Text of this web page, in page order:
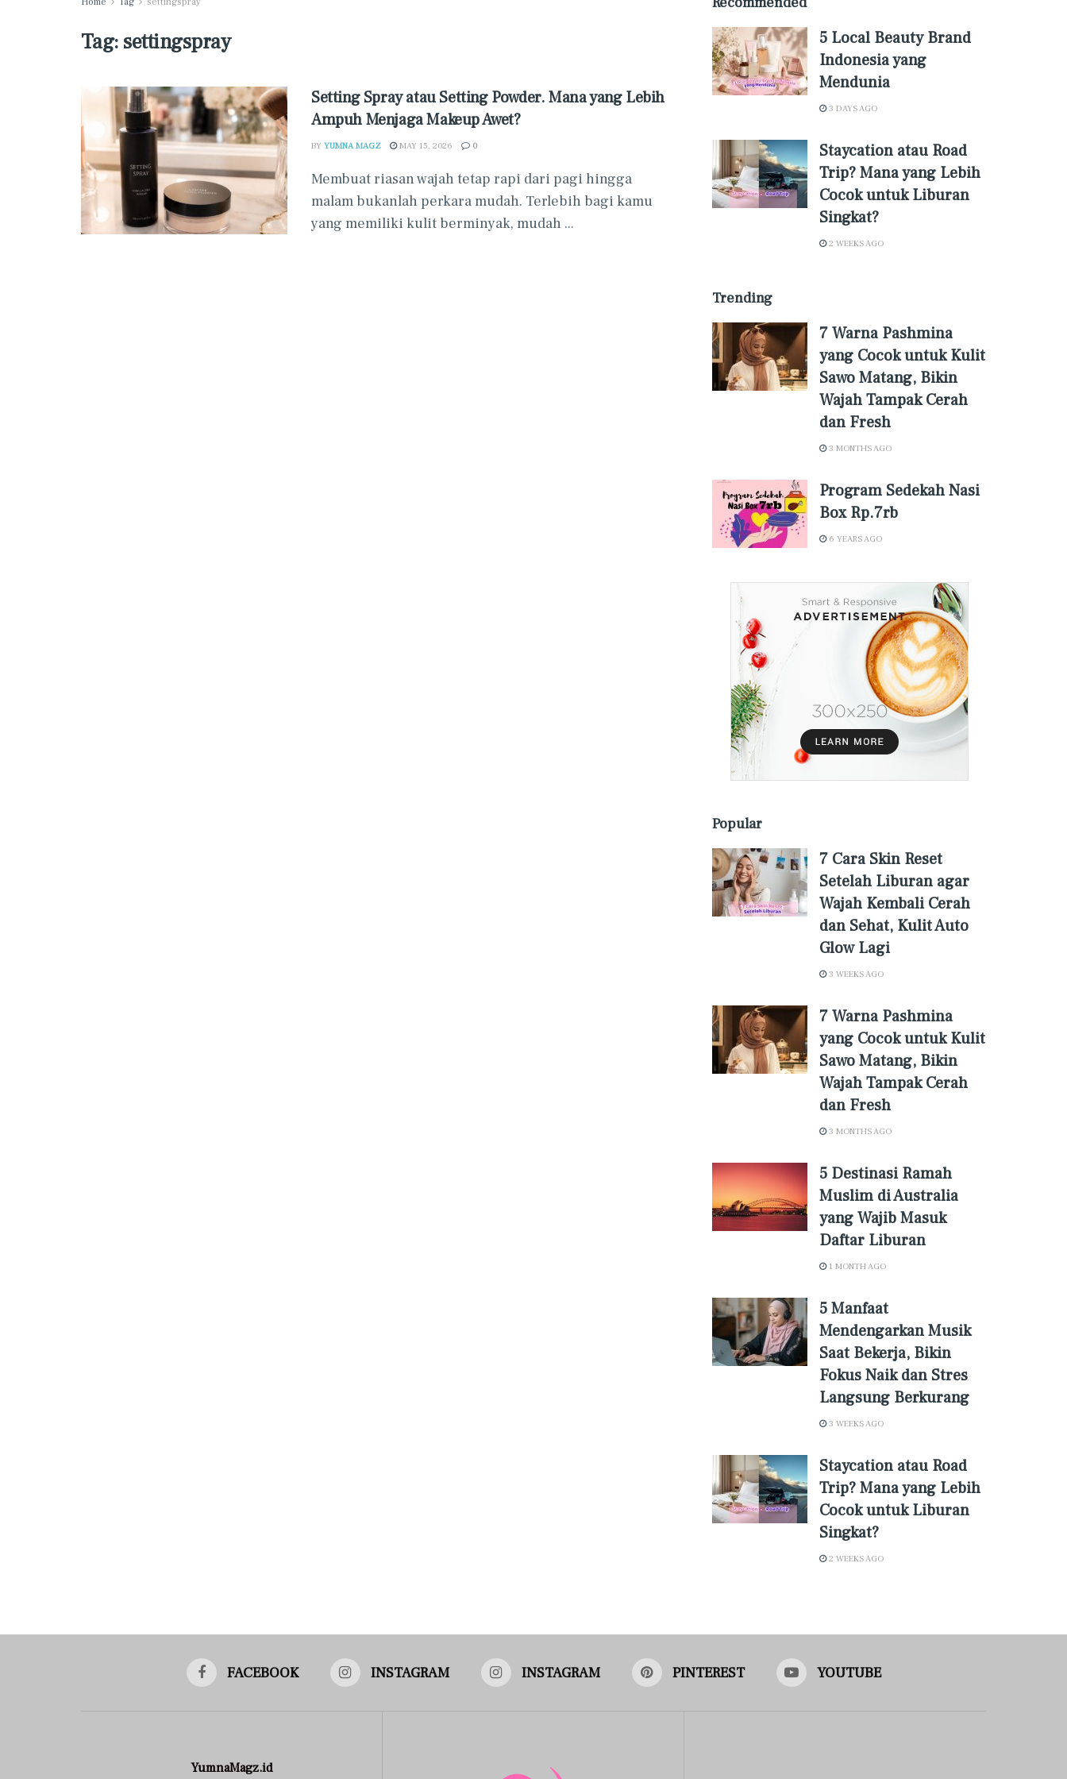
Tag: settingspray
Setting Spray atau Setting Powder. Mana yang Lebih
Ampuh Menjaga Makeup Awet?
BY YUMNA MAGZ MAY 15, 2026 0
Membuat riasan wajah tetap rapi dari pagi hingga
malam bukanlah perkara mudah. Terlebih bagi kamu
yang memiliki kulit berminyak, mudah ...
5 Local Beauty Brand
Indonesia yang
Mendunia
3 DAYS AGO
Staycation atau Road
Trip? Mana yang Lebih
Cocok untuk Liburan
Singkat?
2 WEEKS AGO
Trending
7 Warna Pashmina
yang Cocok untuk Kulit
Sawo Matang, Bikin
Wajah Tampak Cerah
dan Fresh
3 MONTHS AGO
Program Sedekah Nasi
Box Rp.7rb
6 YEARS AGO
Popular
7 Cara Skin Reset
Setelah Liburan agar
Wajah Kembali Cerah
dan Sehat, Kulit Auto
Glow Lagi
3 WEEKS AGO
7 Warna Pashmina
yang Cocok untuk Kulit
Sawo Matang, Bikin
Wajah Tampak Cerah
dan Fresh
3 MONTHS AGO
5 Destinasi Ramah
Muslim di Australia
yang Wajib Masuk
Daftar Liburan
1 MONTH AGO
5 Manfaat
Mendengarkan Musik
Saat Bekerja, Bikin
Fokus Naik dan Stres
Langsung Berkurang
3 WEEKS AGO
Staycation atau Road
Trip? Mana yang Lebih
Cocok untuk Liburan
Singkat?
2 WEEKS AGO
FACEBOOK INSTAGRAM INSTAGRAM PINTEREST YOUTUBE
YumnaMagz.id